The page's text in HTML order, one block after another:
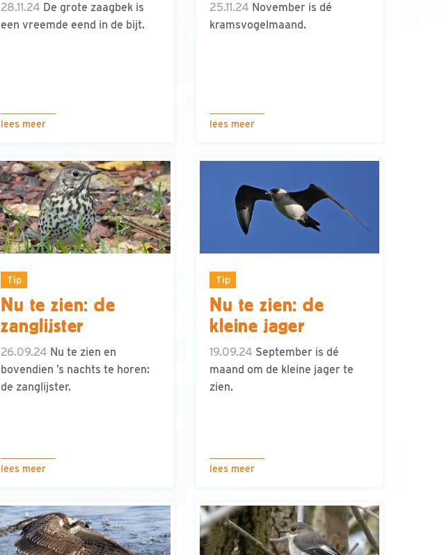
28.11.24 De grote zaagbek is
een vreemde eend in de bijt.
lees meer
25.11.24 November is dé
kramsvogelmaand.
lees meer
Tip
Nu te zien: de
zanglijster
26.09.24 Nu te zien en
bovendien ’s nachts te horen:
de zanglijster.
lees meer
Tip
Nu te zien: de
kleine jager
19.09.24 September is dé
maand om de kleine jager te
zien.
lees meer